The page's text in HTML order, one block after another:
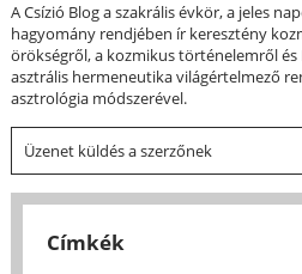
A Csízió Blog a szakrális évkör, a jeles
hagyomány rendjében ír keresztény
örökségről, a kozmikus történelemről és
asztrális hermeneutika világértelmező
asztrológia módszerével.
Üzenet küldés a szerzőnek
Címkék